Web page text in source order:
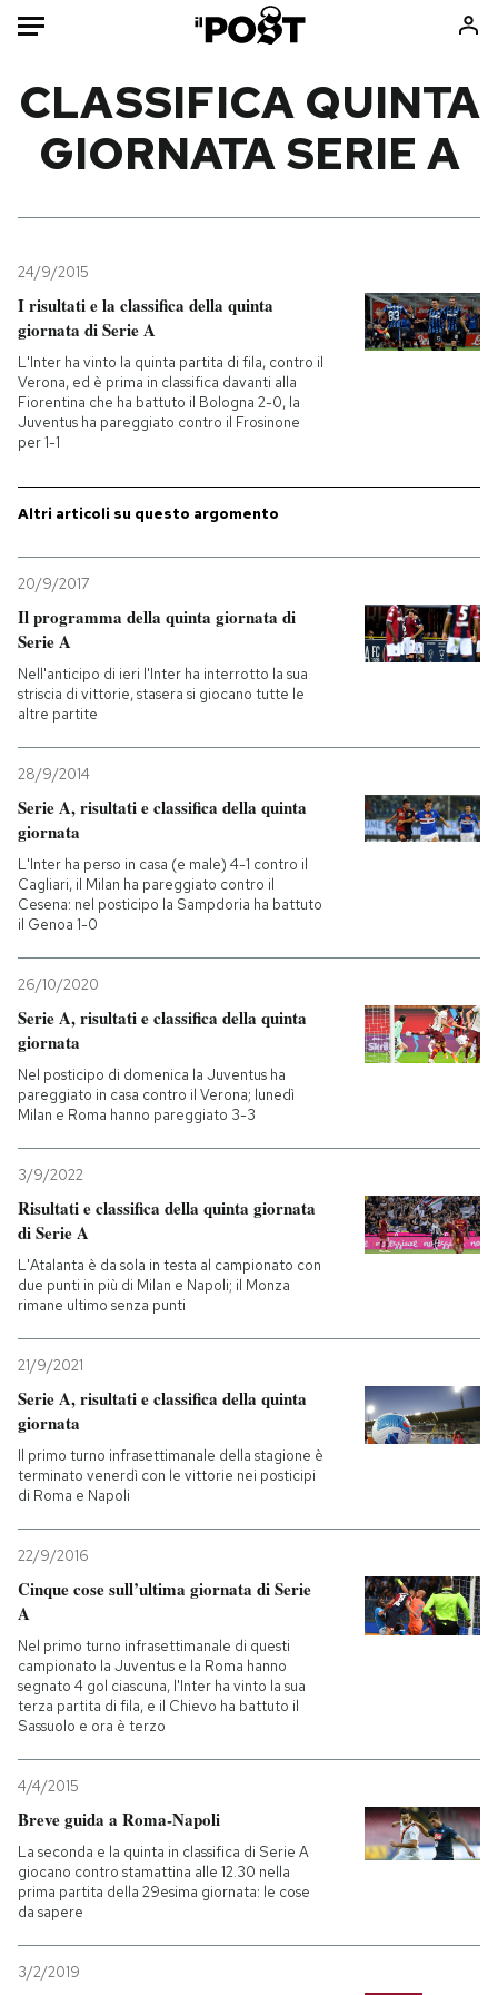
HOME
Mondo
Tecnologia
Internet
Cultura
Economia
Libri
Ok Boomer!
Europa
Altrecose
NEWSLETTER
I MIEI PREFERITI
SHOP
CALENDARIO
AREA PERSONALE
Entra
CLASSIFICA QUINTA
GIORNATA SERIE A
24/9/2015
I risultati e la classifica della quinta
giornata di Serie A
L'Inter ha vinto la quinta partita di fila, contro il
Verona, ed è prima in classifica davanti alla
Fiorentina che ha battuto il Bologna 2-0, la
Juventus ha pareggiato contro il Frosinone
per 1-1
Altri articoli su questo argomento
20/9/2017
Il programma della quinta giornata di
Serie A
Nell'anticipo di ieri l'Inter ha interrotto la sua
striscia di vittorie, stasera si giocano tutte le
altre partite
28/9/2014
Serie A, risultati e classifica della quinta
giornata
L'Inter ha perso in casa (e male) 4-1 contro il
Cagliari, il Milan ha pareggiato contro il
Cesena: nel posticipo la Sampdoria ha battuto
il Genoa 1-0
26/10/2020
Serie A, risultati e classifica della quinta
giornata
Nel posticipo di domenica la Juventus ha
pareggiato in casa contro il Verona; lunedì
Milan e Roma hanno pareggiato 3-3
3/9/2022
Risultati e classifica della quinta giornata
di Serie A
L'Atalanta è da sola in testa al campionato con
due punti in più di Milan e Napoli; il Monza
rimane ultimo senza punti
21/9/2021
Serie A, risultati e classifica della quinta
giornata
Il primo turno infrasettimanale della stagione è
terminato venerdì con le vittorie nei posticipi
di Roma e Napoli
22/9/2016
Cinque cose sull’ultima giornata di Serie
A
Nel primo turno infrasettimanale di questi
campionato la Juventus e la Roma hanno
segnato 4 gol ciascuna, l'Inter ha vinto la sua
terza partita di fila, e il Chievo ha battuto il
Sassuolo e ora è terzo
4/4/2015
Breve guida a Roma-Napoli
La seconda e la quinta in classifica di Serie A
giocano contro stamattina alle 12.30 nella
prima partita della 29esima giornata: le cose
da sapere
3/2/2019